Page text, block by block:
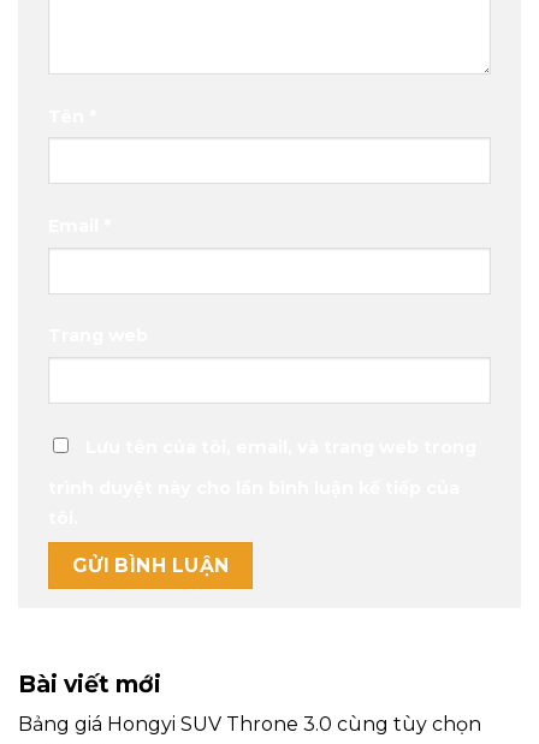
Bài viết mới
Bảng giá Hongyi SUV Throne 3.0 cùng tùy chọn